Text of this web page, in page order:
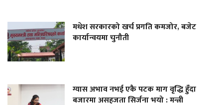
मधेश सरकारको खर्च प्रगति कमजोर, बजेट
कार्यान्वयमा चुनौती
ग्यास अभाव नभई एकै पटक माग वृद्धि हुँदा
बजारमा असहजता सिर्जना भयो : मन्त्री